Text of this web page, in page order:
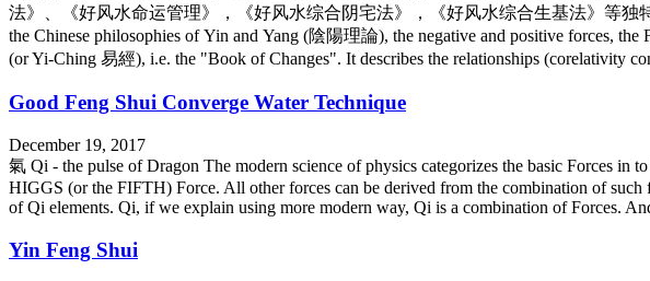
法》、《好风水命运管理》，《好风水综合阴宅法》，《好风水综合生基法》等独
the Chinese philosophies of Yin and Yang (陰陽理論), the negative and positive forces,
(or Yi-Ching 易經), i.e. the "Book of Changes". It describes the relationships (corelativity
Good Feng Shui Converge Water Technique
December 19, 2017
氣 Qi - the pulse of Dragon The modern science of physics categorizes the basic
HIGGS (or the FIFTH) Force. All other forces can be derived from the combination of
of Qi elements. Qi, if we explain using more modern way, Qi is a combination of Forces.
Yin Feng Shui